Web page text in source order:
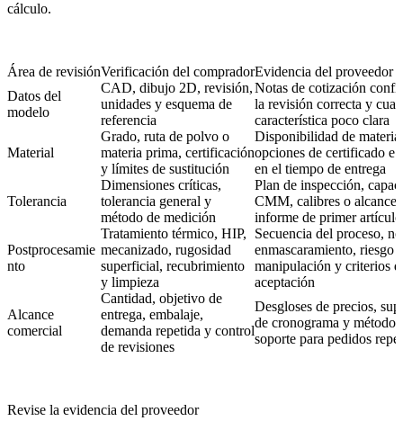
cálculo.
Área de revisiónVerificación del compradorEvidencia del proveedor
Datos del
modelo
CAD, dibujo 2D, revisión,
unidades y esquema de
referencia
Notas de cotización
la revisión correcta y
característica poco clara
Material
Grado, ruta de polvo o
materia prima, certificación
y límites de sustitución
Disponibilidad de
opciones de certificado e
en el tiempo de entrega
Tolerancia
Dimensiones críticas,
tolerancia general y
método de medición
Plan de inspección,
CMM, calibres o alcance
informe de primer artículo
Postprocesamie
nto
Tratamiento térmico, HIP,
mecanizado, rugosidad
superficial, recubrimiento
y limpieza
Secuencia del proceso,
enmascaramiento, riesgo
manipulación y criterios
aceptación
Alcance
comercial
Cantidad, objetivo de
entrega, embalaje,
demanda repetida y control
de revisiones
Desgloses de precios,
de cronograma y método
soporte para pedidos
Revise la evidencia del proveedor